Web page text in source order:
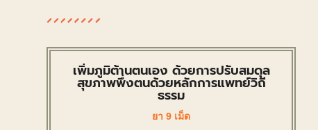
เพิ่มภูมิต้านตนเอง ด้วยการปรับสมดุล
สุขภาพพึ่งตนด้วยหลักการแพทย์วิถี
ธรรม
ยา 9 เม็ด